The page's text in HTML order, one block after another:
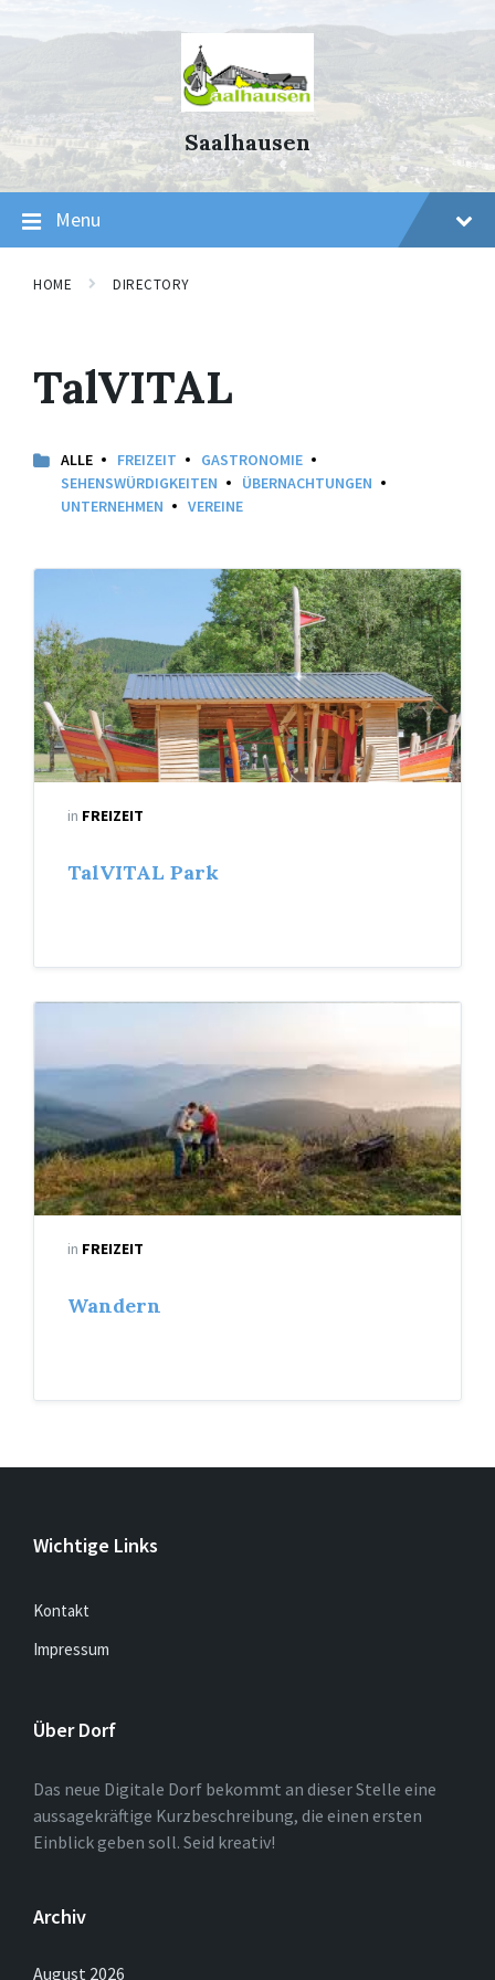
Saalhausen
Menu
HOME DIRECTORY
TalVITAL
ALLE FREIZEIT
GASTRONOMIE
SEHENSWÜRDIGKEITEN
ÜBERNACHTUNGEN
UNTERNEHMEN
VEREINE
in FREIZEIT
TalVITAL Park
in FREIZEIT
Wandern
Wichtige Links
Kontakt
Impressum
Über Dorf
Das neue Digitale Dorf bekommt an dieser Stelle eine
aussagekräftige Kurzbeschreibung, die einen ersten
Einblick geben soll. Seid kreativ!
Archiv
August 2026